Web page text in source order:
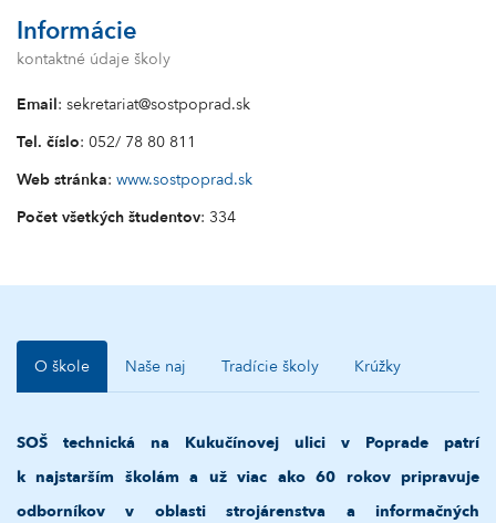
Informácie
kontaktné údaje školy
Email: sekretariat@sostpoprad.sk
Tel. číslo: 052/ 78 80 811
Web stránka: www.sostpoprad.sk
Počet všetkých študentov: 334
O škole Naše naj Tradície školy Krúžky
SOŠ technická na Kukučínovej ulici v Poprade patrí
k najstarším školám a už viac ako 60 rokov pripravuje
odborníkov v oblasti strojárenstva a informačných